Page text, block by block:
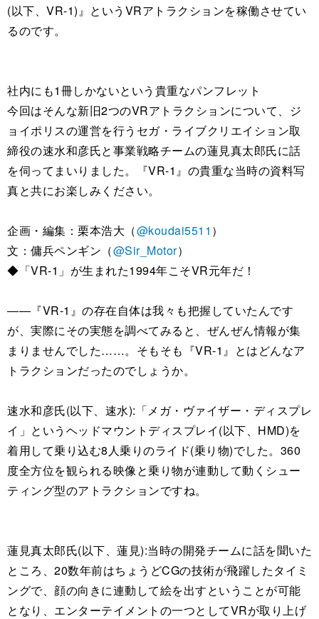
(以下、VR-1)』というVRアトラクションを稼働させてい
るのです。
社内にも1冊しかないという貴重なパンフレット
今回はそんな新旧2つのVRアトラクションについて、ジ
ョイポリスの運営を行うセガ・ライブクリエイション取
締役の速水和彦氏と事業戦略チームの蓮見真太郎氏に話
を伺ってまいりました。『VR-1』の貴重な当時の資料写
真と共にお楽しみください。
企画・編集：栗本浩大（@koudai5511 ）
文：傭兵ペンギン（@Sir_Motor）
◆「VR-1」が生まれた1994年こそVR元年だ！
――『VR-1』の存在自体は我々も把握していたんです
が、実際にその実態を調べてみると、ぜんぜん情報が集
まりませんでした……。そもそも『VR-1』とはどんなア
トラクションだったのでしょうか。
速水和彦氏(以下、速水):「メガ・ヴァイザー・ディスプレ
イ」というヘッドマウントディスプレイ(以下、HMD)を
着用して乗り込む8人乗りのライド(乗り物)でした。360
度全方位を観られる映像と乗り物が連動して動くシュー
ティング型のアトラクションですね。
蓮見真太郎氏(以下、蓮見):当時の開発チームに話を聞いた
ところ、20数年前はちょうどCGの技術が飛躍したタイミ
ングで、顔の向きに連動して絵を出すということが可能
となり、エンターテイメントの一つとしてVRが取り上げ